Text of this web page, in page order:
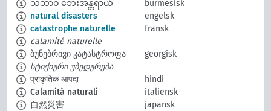
သဘာဝ ဘေးအန္တရာယ်
burmesisk
natural disasters
engelsk
catastrophe naturelle
fransk
calamité naturelle
ბუნებრივი კატასტროფა
georgisk
სტიქიური უბედურება
प्राकृतिक आपदा
hindi
Calamità naturali
italiensk
自然災害
japansk